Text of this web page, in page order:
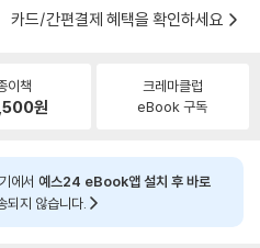
카드/간편결제 혜택을 확인하세요
이책
원
크레마클럽
eBook 구독
에서 예스24 eBook앱 설치 후 바로
되지 않습니다.